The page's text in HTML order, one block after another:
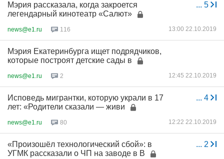
... 5
Мэрия рассказала, когда закроется
легендарный кинотеатр «Салют»
news@e1.ru 116 13:00 22.10.2019
Мэрия Екатеринбурга ищет подрядчиков,
которые построят детские сады в
news@e1.ru 2 12:45 22.10.2019
... 4
Исповедь мигрантки, которую украли в 17
лет: «Родители сказали — живи
news@e1.ru 80 12:22 22.10.2019
... 2
«Произошёл технологический сбой»: в
УГМК рассказали о ЧП на заводе в В